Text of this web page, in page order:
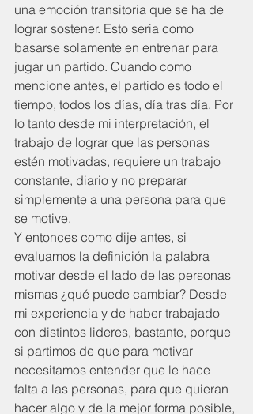
una emoción transitoria que se ha de
lograr sostener. Esto seria como
basarse solamente en entrenar para
jugar un partido. Cuando como
mencione antes, el partido es todo el
tiempo, todos los días, día tras día. Por
lo tanto desde mi interpretación, el
trabajo de lograr que las personas
estén motivadas, requiere un trabajo
constante, diario y no preparar
simplemente a una persona para que
se motive.
Y entonces como dije antes, si
evaluamos la definición la palabra
motivar desde el lado de las personas
mismas ¿qué puede cambiar? Desde
mi experiencia y de haber trabajado
con distintos lideres, bastante, porque
si partimos de que para motivar
necesitamos entender que le hace
falta a las personas, para que quieran
hacer algo y de la mejor forma posible,